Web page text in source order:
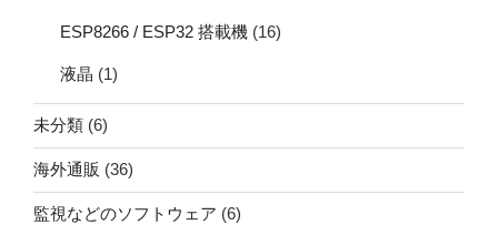
ESP8266 / ESP32 搭載機 (16)
液晶 (1)
未分類 (6)
海外通販 (36)
監視などのソフトウェア (6)